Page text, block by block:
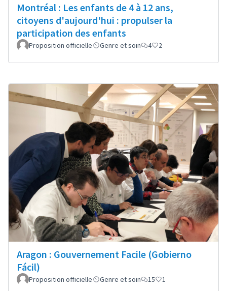
Montréal : Les enfants de 4 à 12 ans,
citoyens d'aujourd'hui : propulser la
participation des enfants
Proposition officielle Genre et soin 4 2
Aragon : Gouvernement Facile (Gobierno
Fácil)
Proposition officielle Genre et soin 15 1